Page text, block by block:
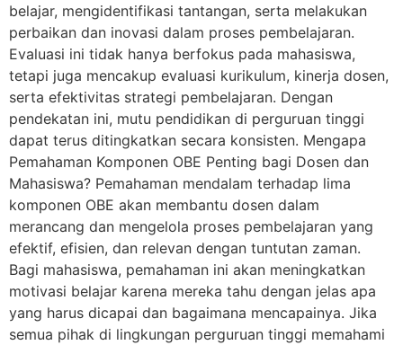
belajar, mengidentifikasi tantangan, serta melakukan
perbaikan dan inovasi dalam proses pembelajaran.
Evaluasi ini tidak hanya berfokus pada mahasiswa,
tetapi juga mencakup evaluasi kurikulum, kinerja dosen,
serta efektivitas strategi pembelajaran. Dengan
pendekatan ini, mutu pendidikan di perguruan tinggi
dapat terus ditingkatkan secara konsisten. Mengapa
Pemahaman Komponen OBE Penting bagi Dosen dan
Mahasiswa? Pemahaman mendalam terhadap lima
komponen OBE akan membantu dosen dalam
merancang dan mengelola proses pembelajaran yang
efektif, efisien, dan relevan dengan tuntutan zaman.
Bagi mahasiswa, pemahaman ini akan meningkatkan
motivasi belajar karena mereka tahu dengan jelas apa
yang harus dicapai dan bagaimana mencapainya. Jika
semua pihak di lingkungan perguruan tinggi memahami